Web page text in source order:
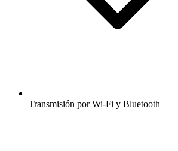
Transmisión por Wi-Fi y Bluetooth